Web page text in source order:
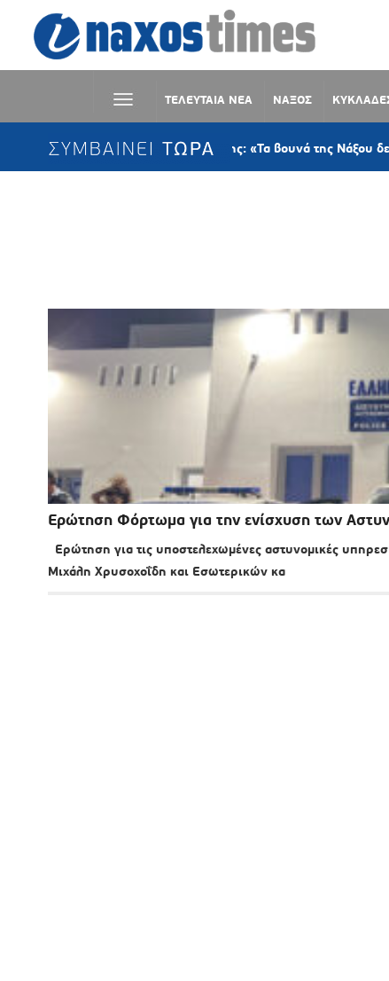
ΤΕΛΕΥΤΑΙΑ ΝΕΑ ΝΑΞΟΣ
ΣΥΜΒΑΙΝΕΙ ΤΩΡΑ
Μιχάλης Σέργης: «Τα βουνά της Νάξου δεν είναι
Ερώτηση Φόρτωμα για την ενίσχυση των
Ερώτηση για τις υποστελεχωμένες αστυνομικές
Μιχάλη Χρυσοχοΐδη και Εσωτερικών κα